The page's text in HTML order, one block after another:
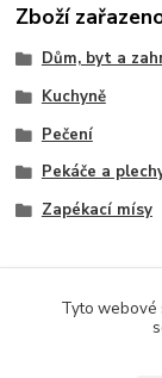
Zboží
Dům, byt a
Kuchyně
Pečení
Pekáče a
Zapékací mísy
Tyto webové